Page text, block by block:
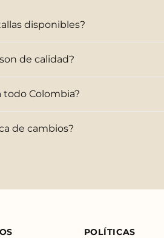
disponibles?
de calidad?
todo Colombia?
de cambios?
POLÍTICAS